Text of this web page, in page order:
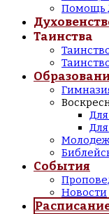
Помощь
Таинства
События
Новости